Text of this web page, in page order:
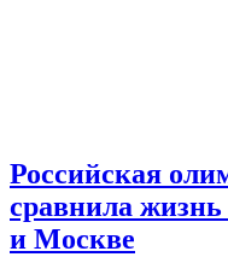
Российская
сравнила
и Москве